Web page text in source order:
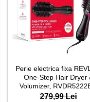
Perie electrica fixa
One-Step Hair Dryer
Volumizer,
pentru par mediu si
279,99 Lei